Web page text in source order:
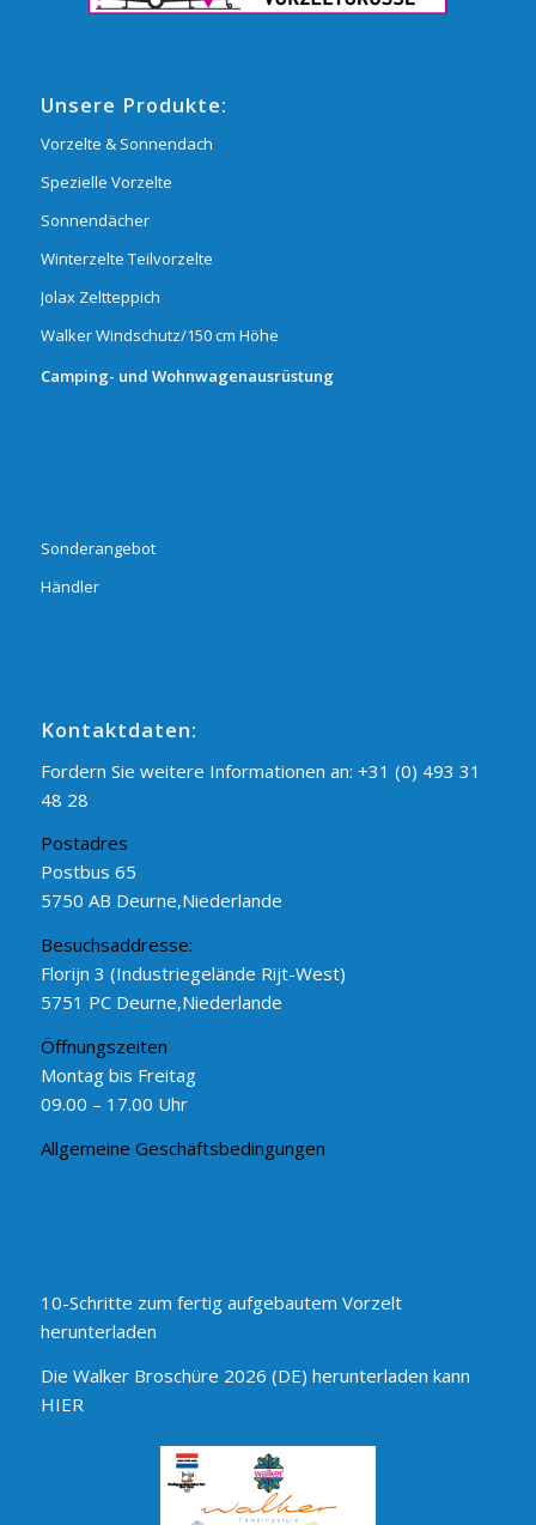
Unsere Produkte:
Vorzelte & Sonnendach
Spezielle Vorzelte
Sonnendächer
Winterzelte Teilvorzelte
Jolax Zeltteppich
Walker Windschutz/150 cm Höhe
Camping- und Wohnwagenausrüstung
Sonderangebot
Händler
Kontaktdaten:
Fordern Sie weitere Informationen an: +31 (0) 493 31
48 28
Postadres
Postbus 65
5750 AB Deurne,Niederlande
Besuchsaddresse:
Florijn 3 (Industriegelände Rijt-West)
5751 PC Deurne,Niederlande
Öffnungszeiten
Montag bis Freitag
09.00 – 17.00 Uhr
Allgemeine Geschäftsbedingungen
10-Schritte zum fertig aufgebautem Vorzelt
herunterladen
Die Walker Broschüre 2026 (DE) herunterladen kann
HIER